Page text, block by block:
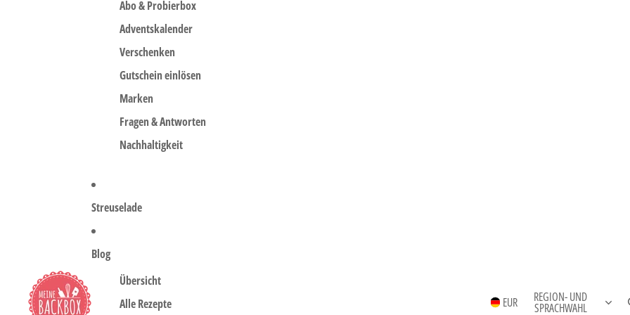
Abo & Probierbox
Adventskalender
Verschenken
Gutschein einlösen
Marken
Fragen & Antworten
Nachhaltigkeit
Streuselade
Blog
Übersicht
Alle Rezepte
EUR REGION- UND
SPRACHWAHL